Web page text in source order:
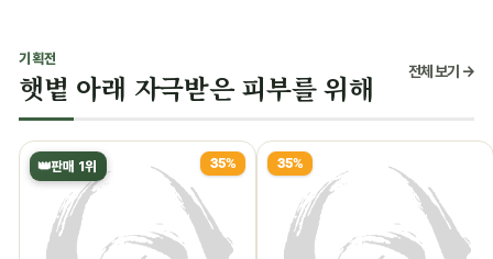
기획전
햇볕 아래 자극받은 피부를 위해 전체 보기 →
👑판매 1위 35% 35%